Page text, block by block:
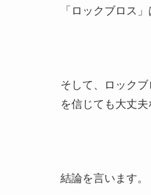
「ロックブロス
そして、ロック
を信じても大丈夫
結論を言います。